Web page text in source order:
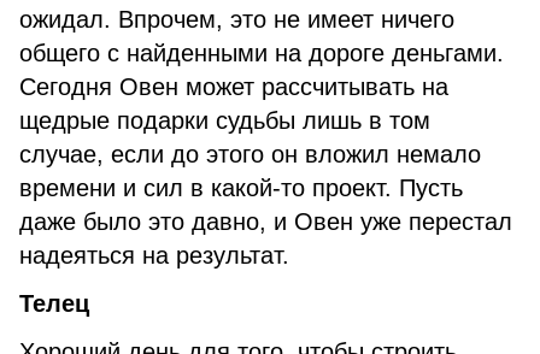
ожидал. Впрочем, это не имеет ничего
общего с найденными на дороге деньгами.
Сегодня Овен может рассчитывать на
щедрые подарки судьбы лишь в том
случае, если до этого он вложил немало
времени и сил в какой-то проект. Пусть
даже было это давно, и Овен уже перестал
надеяться на результат.
Телец